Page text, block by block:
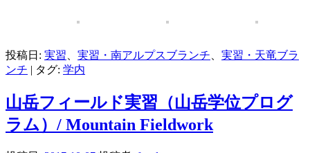
投稿日: 実習 実習・南アルプスブランチ
実習・天竜ブラ
ンチ | タグ: 学内
山岳フィールド実習（山岳学位プログ
ラム）/ Mountain Fieldwork